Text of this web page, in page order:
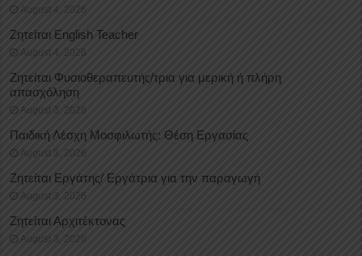
August 4, 2026
Ζητείται English Teacher
August 4, 2026
Ζητείται Φυσιοθεραπευτής/τρια για μερική ή πλήρη
απασχόληση
August 3, 2026
Παιδική Λέσχη Μοσφιλωτής: Θέση Εργασίας
August 3, 2026
Ζητείται Εργάτης/ Εργάτρια για την παραγωγή
August 3, 2026
Ζητείται Αρχιτέκτονας
August 3, 2026